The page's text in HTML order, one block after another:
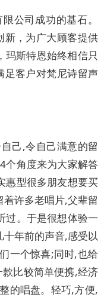
公司成功的基石。
新，为广大顾客提供
斯特恩始终相信只
足客户对梵尼诗留声
己,令自己满意的留
个角度来为大家解答
惠型很多朋友想要买
许多老唱片,父辈留
过。于是很想体验一
年前的声音,感受以
一个惊喜;同时,也给
比较简单便携,经济
的唱盘。轻巧,方便,